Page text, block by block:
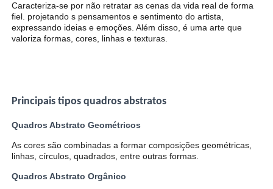
Caracteriza-se por não retratar as cenas da vida real de forma
fiel. projetando s pensamentos e sentimento do artista,
expressando ideias e emoções. Além disso, é uma arte que
valoriza formas, cores, linhas e texturas.
Principais tipos quadros abstratos
Quadros Abstrato Geométricos
As cores são combinadas a formar composições geométricas,
linhas, círculos, quadrados, entre outras formas.
Quadros Abstrato Orgânico